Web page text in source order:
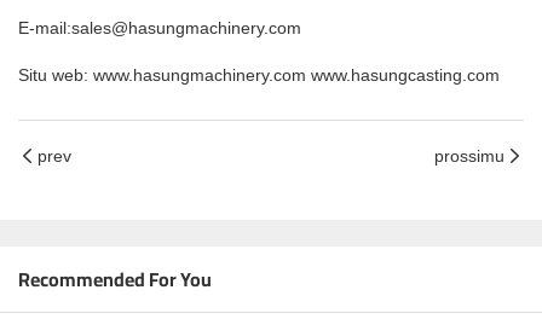
E-mail:sales@hasungmachinery.com
Situ web: www.hasungmachinery.com www.hasungcasting.com
prev prossimu
Recommended For You